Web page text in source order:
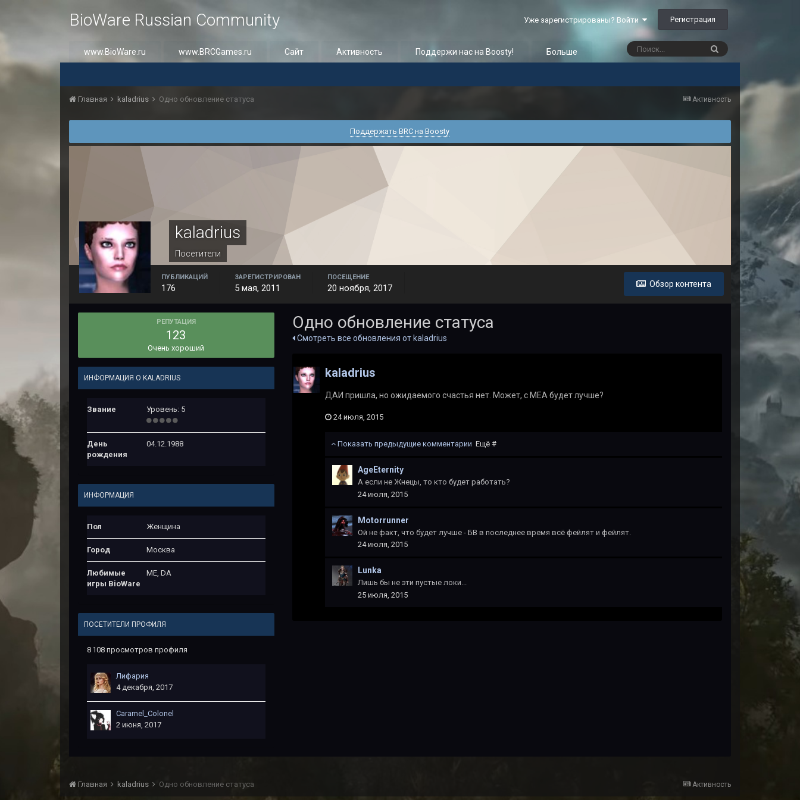
BioWare Russian Community Уже зарегистрированы? Войти Регистрация
www.BioWare.ru www.BRCGames.ru Сайт Активность Поддержи нас на Boosty! Больше
Активность
Главная kaladrius Одно обновление статуса
Поддержать BRC на Boosty
kaladrius
Посетители
Обзор контента
ПУБЛИКАЦИЙ
176
ЗАРЕГИСТРИРОВАН
5 мая, 2011
ПОСЕЩЕНИЕ
20 ноября, 2017
РЕПУТАЦИЯ
123
Очень хороший
ИНФОРМАЦИЯ О KALADRIUS
Звание Уровень: 5
День
рождения
04.12.1988
ИНФОРМАЦИЯ
Пол Женщина
Город Москва
Любимые
игры BioWare
ME, DA
ПОСЕТИТЕЛИ ПРОФИЛЯ
8 108 просмотров профиля
Лифария
4 декабря, 2017
Caramel_Colonel
2 июня, 2017
Одно обновление статуса
Смотреть все обновления от kaladrius
kaladrius
ДАИ пришла, но ожидаемого счастья нет. Может, с МЕА будет лучше?
24 июля, 2015
Показать предыдущие комментарии Ещё #
AgeEternity
А если не Жнецы, то кто будет работать?
24 июля, 2015
Motorrunner
Ой не факт, что будет лучше - БВ в последнее время всё фейлят и фейлят.
24 июля, 2015
Lunka
Лишь бы не эти пустые локи...
25 июля, 2015
Активность
Главная kaladrius Одно обновление статуса